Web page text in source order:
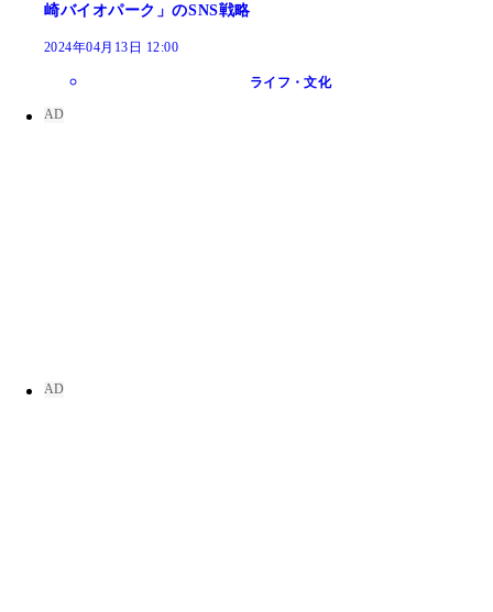
崎バイオパーク」のSNS戦略
2024年04月13日 12:00
ライフ・文化